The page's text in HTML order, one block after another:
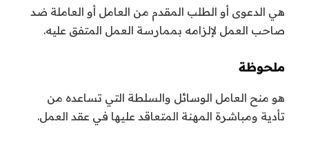
هي الدعوى أو الطلب المقدم من العامل أو العاملة ضد
صاحب العمل لإلزامه بممارسة العمل المتفق عليه.
ملحوظة
هو منح العامل الوسائل والسلطة التي تساعده من
تأدية ومباشرة المهنة المتعاقد عليها في عقد العمل.